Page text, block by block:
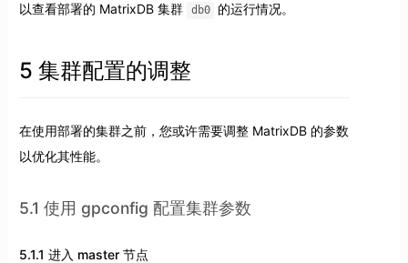
以查看部署的 MatrixDB 集群 db0 的运行情况。
5 集群配置的调整
在使用部署的集群之前，您或许需要调整 MatrixDB 的参数
以优化其性能。
5.1 使用 gpconfig 配置集群参数
5.1.1 进入 master 节点